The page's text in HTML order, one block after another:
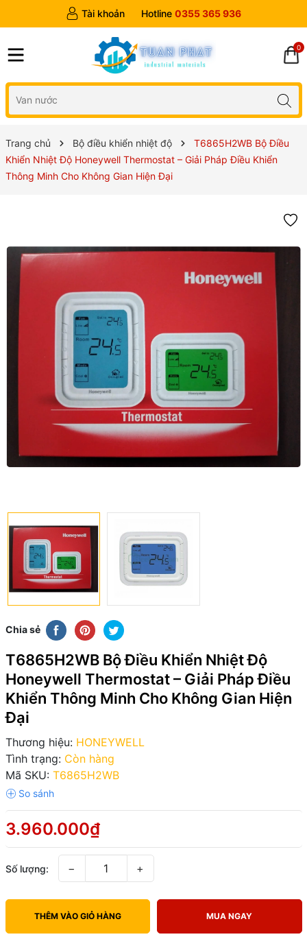
Tài khoản Hotline 0355 365 936
0
Trang chủ Bộ điều khiển nhiệt độ
T6865H2WB Bộ Điều
Khiển Nhiệt Độ Honeywell Thermostat – Giải Pháp Điều Khiển
Thông Minh Cho Không Gian Hiện Đại
Chia sẻ
T6865H2WB Bộ Điều Khiển Nhiệt Độ
Honeywell Thermostat – Giải Pháp Điều
Khiển Thông Minh Cho Không Gian Hiện
Đại
Thương hiệu: HONEYWELL
Tình trạng: Còn hàng
Mã SKU: T6865H2WB
3.960.000₫
Số lượng: − +
THÊM VÀO GIỎ HÀNG MUA NGAY